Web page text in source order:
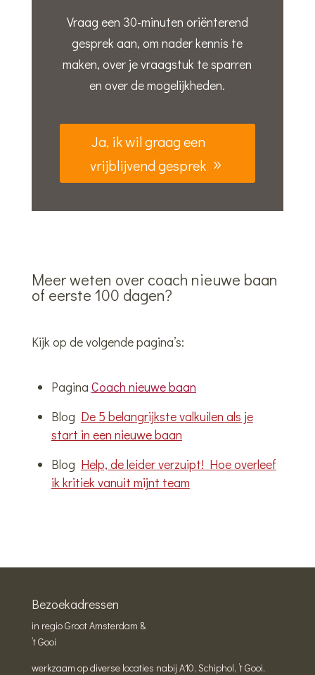
Vraag een 30-minuten oriënterend
gesprek aan, om nader kennis te
maken, over je vraagstuk te sparren
en over de mogelijkheden.
Ja, ik wil graag een
vrijblijvend gesprek
Meer weten over coach nieuwe baan
of eerste 100 dagen?
Kijk op de volgende pagina’s:
Pagina Coach nieuwe baan
Blog De 5 belangrijkste valkuilen als je
start in een nieuwe baan
Blog Help, de leider verzuipt! Hoe overleef
ik kritiek vanuit mijnt team
Bezoekadressen
in regio Groot Amsterdam &
’t Gooi
werkzaam op diverse locaties nabij A10, Schiphol, ’t Gooi,